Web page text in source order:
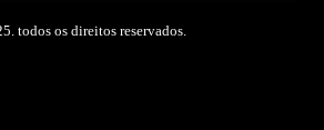
todos os direitos reservados.